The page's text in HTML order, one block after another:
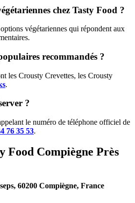
chez Tasty Food ?
végétariennes qui répondent aux
recommandés ?
les Crousty Crevettes, les Crousty
.
?
le numéro de téléphone officiel de
76 35 53.
Food Compiègne Près
60200 Compiègne, France